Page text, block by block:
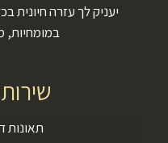
יעניק לך עזרה
במומחיות,
תאונות